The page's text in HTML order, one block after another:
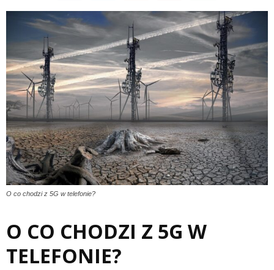
O co chodzi z 5G w telefonie?
O CO CHODZI Z 5G W
TELEFONIE?